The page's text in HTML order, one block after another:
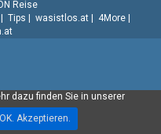
dazu finden Sie in unserer
OK. Akzeptieren.
Reise
Tips wasistlos.at| 4More|